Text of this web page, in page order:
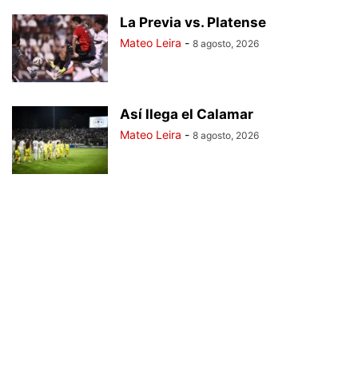
La Previa vs. Platense
Mateo Leira - 8 agosto, 2026
Así llega el Calamar
Mateo Leira - 8 agosto, 2026